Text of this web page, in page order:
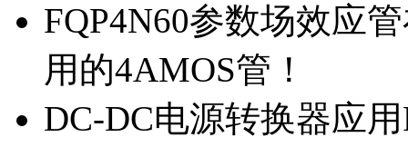
FQP4N60参数场效应
用的4AMOS管！
DC-DC电源转换器应